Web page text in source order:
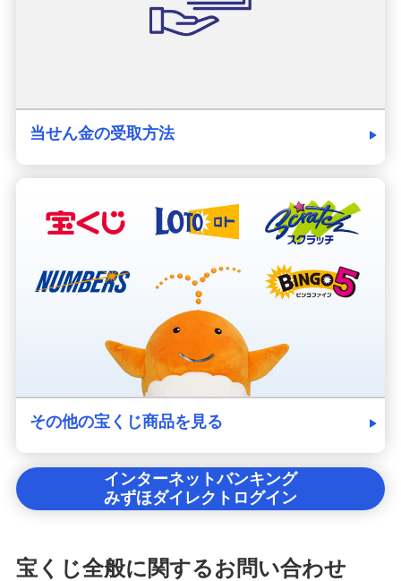
当せん金の受取方法
その他の宝くじ商品を見る
インターネットバンキング
みずほダイレクトログイン
宝くじ全般に関するお問い合わせ